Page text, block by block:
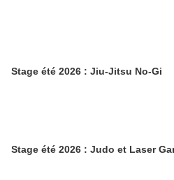
Stage été 2026 : Jiu-Jitsu No-Gi
Stage été 2026 : Judo et Laser